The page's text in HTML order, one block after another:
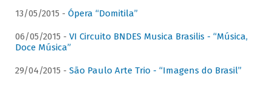
13/05/2015 - Ópera “Domitila”
06/05/2015 - VI Circuito BNDES Musica Brasilis - “Música,
Doce Música”
29/04/2015 - São Paulo Arte Trio - “Imagens do Brasil”